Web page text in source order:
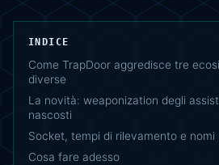
INDICE
Come TrapDoor aggredisce tre
diverse
La novità: weaponization degli
nascosti
Socket, tempi di rilevamento e
Cosa fare adesso